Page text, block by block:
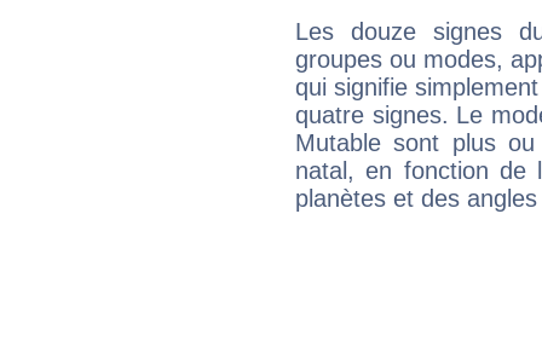
Les douze signes
groupes ou modes,
qui signifie
quatre signes. Le
Mutable sont plus
natal, en fonction de
planètes et des